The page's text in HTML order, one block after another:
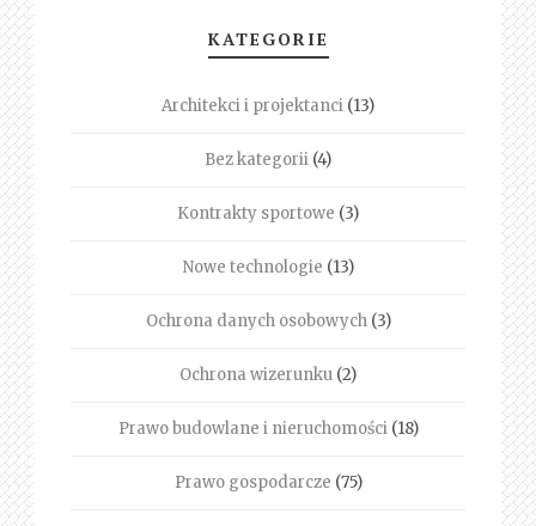
KATEGORIE
Architekci i projektanci (13)
Bez kategorii (4)
Kontrakty sportowe (3)
Nowe technologie (13)
Ochrona danych osobowych(3)
Ochrona wizerunku (2)
Prawo budowlane i nieruchomości(18)
Prawo gospodarcze (75)